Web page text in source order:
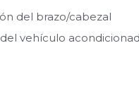
del brazo/cabezal
vehículo